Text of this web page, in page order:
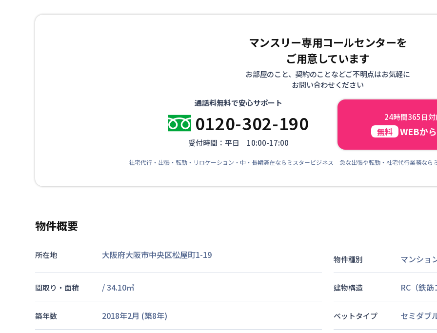
マンスリー専用コールセンターを
ご用意しています
お部屋のこと、契約のことなどご不明点はお気軽に
お問い合わせください
通話料無料で安心サポート
0120-302-190
受付時間：平日 10:00-17:00
24時間365日
無料 WEBか
社宅代行・出張・転勤・リロケーション・中・長期滞在ならミスタービジネス 急な出張や転勤・社宅代行業務なら
物件概要
所在地 大阪府大阪市中央区松屋町1-19 物件種別 マンショ
間取り・面積 /34.10㎡ 建物構造 RC（鉄
築年数 2018年2月 (築8年) ベットタイプ セミダブ